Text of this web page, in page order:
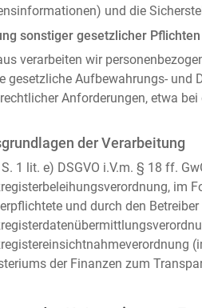
und die
sonstiger gesetzlicher Pflichten
verarbeiten wir
gesetzliche Aufbewahrungs-
Anforderungen, etwa
der Verarbeitung
1 lit. e) DSGVO i.V.m. § 18 ff.
im
und durch den
der Finanzen zum